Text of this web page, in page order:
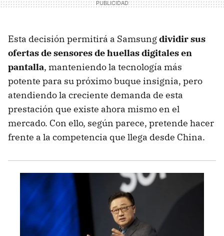
Esta decisión permitirá a Samsungdividir sus
ofertas de sensores de huellas digitales en
pantalla, manteniendo la tecnología más
potente para su próximo buque insignia, pero
atendiendo la creciente demanda de esta
prestación que existe ahora mismo en el
mercado. Con ello, según parece, pretende hacer
frente a la competencia que llega desde China.